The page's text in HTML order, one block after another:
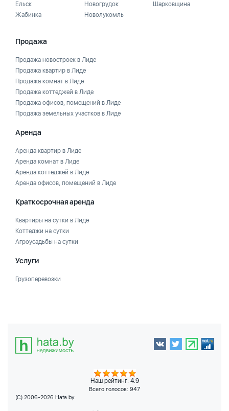
Ельск
Жабинка
Новогрудок
Новолукомль
Шарковщина
Продажа
Продажа новостроек в Лиде
Продажа квартир в Лиде
Продажа комнат в Лиде
Продажа коттеджей в Лиде
Продажа офисов, помещений в Лиде
Продажа земельных участков в Лиде
Аренда
Аренда квартир в Лиде
Аренда комнат в Лиде
Аренда коттеджей в Лиде
Аренда офисов, помещений в Лиде
Краткосрочная аренда
Квартиры на сутки в Лиде
Коттеджи на сутки
Агроусадьбы на сутки
Услуги
Грузоперевозки
Наш рейтинг: 4.9
Всего голосов: 947
(C) 2006-2026 Hata.by